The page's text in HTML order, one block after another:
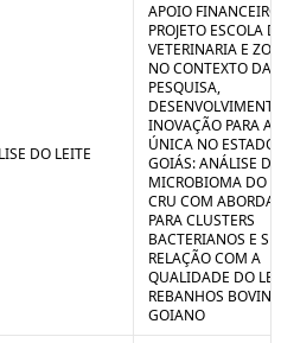
DO LEITE
APOIO
PROJETO ESCOLA
VETERINARIA E
NO CONTEXTO DA
PESQUISA,
INOVAÇÃO PARA A
ÚNICA NO ESTADO
GOIÁS: ANÁLISE DE
MICROBIOMA DO
CRU COM
PARA CLUSTERS
BACTERIANOS E
RELAÇÃO COM A
QUALIDADE DO
REBANHOS
GOIANO